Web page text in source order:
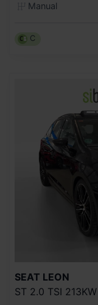
Manual
C
SEAT LEON
ST 2.0 TSI